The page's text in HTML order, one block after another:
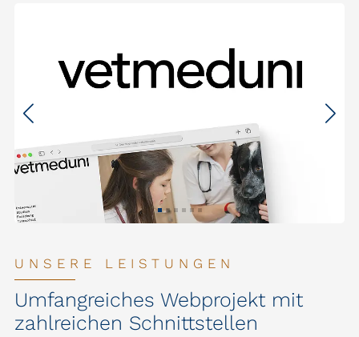
UNSERE LEISTUNGEN
Umfangreiches Webprojekt mit
zahlreichen Schnittstellen